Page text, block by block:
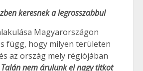
keresnek a legrosszabbul
Magyarországon
függ, hogy milyen területen
az ország mely régiójában
Talán nem árulunk el nagy titkot